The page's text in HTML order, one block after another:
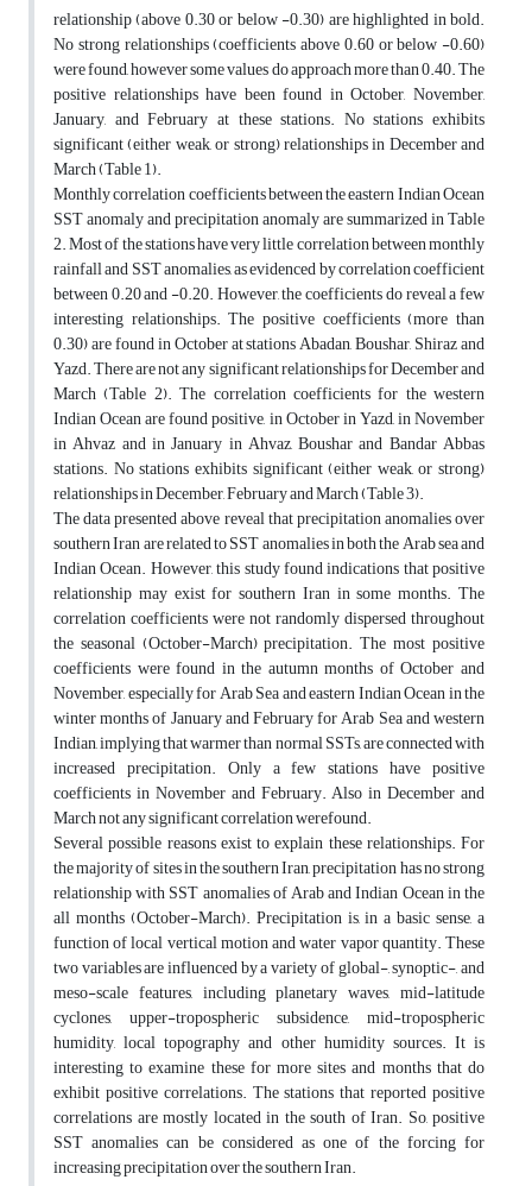
relationship (above 0.30 or below -0.30) are highlighted in bold.
No strong relationships (coefficients above 0.60 or below -0.60)
were found, however some values do approach more than 0.40. The
positive relationships have been found in October, November,
January, and February at these stations. No stations exhibits
significant (either weak, or strong) relationships in December and
March (Table 1).
Monthly correlation coefficients between the eastern Indian Ocean
SST anomaly and precipitation anomaly are summarized in Table
2. Most of the stations have very little correlation between monthly
rainfall and SST anomalies, as evidenced by correlation coefficient
between 0.20 and -0.20. However, the coefficients do reveal a few
interesting relationships. The positive coefficients (more than
0.30) are found in October at stations Abadan, Boushar, Shiraz and
Yazd. There are not any significant relationships for December and
March (Table 2). The correlation coefficients for the western
Indian Ocean are found positive, in October in Yazd, in November
in Ahvaz and in January in Ahvaz, Boushar and Bandar Abbas
stations. No stations exhibits significant (either weak, or strong)
relationships in December, February and March (Table 3).
The data presented above reveal that precipitation anomalies over
southern Iran are related to SST anomalies in both the Arab sea and
Indian Ocean. However, this study found indications that positive
relationship may exist for southern Iran in some months. The
correlation coefficients were not randomly dispersed throughout
the seasonal (October-March) precipitation. The most positive
coefficients were found in the autumn months of October and
November, especially for Arab Sea and eastern Indian Ocean in the
winter months of January and February for Arab Sea and western
Indian, implying that warmer than normal SSTs, are connected with
increased precipitation. Only a few stations have positive
coefficients in November and February. Also in December and
March not any significant correlation werefound.
Several possible reasons exist to explain these relationships. For
the majority of sites in the southern Iran, precipitation has no strong
relationship with SST anomalies of Arab and Indian Ocean in the
all months (October-March). Precipitation is, in a basic sense, a
function of local vertical motion and water vapor quantity. These
two variables are influenced by a variety of global-, synoptic-, and
meso-scale features, including planetary waves, mid-latitude
cyclones, upper-tropospheric subsidence, mid-tropospheric
humidity, local topography and other humidity sources. It is
interesting to examine these for more sites and months that do
exhibit positive correlations. The stations that reported positive
correlations are mostly located in the south of Iran. So, positive
SST anomalies can be considered as one of the forcing for
increasing precipitation over the southern Iran.